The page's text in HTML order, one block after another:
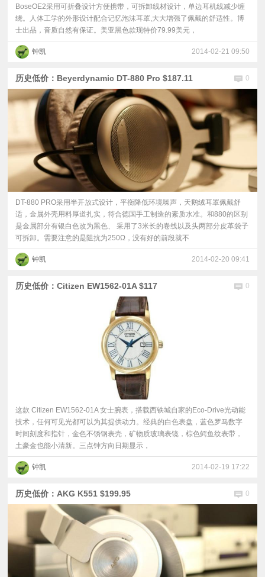
BoseOE2采用可折叠设计方便携带，可拆卸线材设计，单边耳机线减少缠
绕。人体工学的外形设计配合记忆泡沫耳罩,大大增强了佩戴的舒适性。博
士出品，音质自然有保证。美亚黑色款现特价79.99美元，
钟凯 2014-02-21 09:50
历史低价：Beyerdynamic DT-880 Pro $187.11 0
DT-880 PRO采用半开放式设计，平衡降低环境噪声，天鹅绒耳罩佩戴舒
适，金属外壳用料厚道扎实，符合德国手工制造的素质水准。和880的区别
是金属部分有银白色改为黑色、 采用了3米长的卷线以及头两部分皮革袋子
可拆卸。需要注意的是阻抗为250Ω，没有好的前段就不
钟凯 2014-02-20 09:41
历史低价：Citizen EW1562-01A $117 0
这款 Citizen EW1562-01A 女士腕表，搭载西铁城自家的Eco-Drive光动能
技术，任何可见光都可以为其提供动力。经典的白色表盘，蓝色罗马数字
时间刻度和指针，金色不锈钢表壳，矿物质玻璃表镜，棕色鳄鱼纹表带，
土豪金也能小清新。三点钟方向日期显示，
钟凯 2014-02-19 17:22
历史低价：AKG K551 $199.95 0